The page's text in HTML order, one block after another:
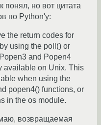
понял, но вот цитата
по Python'у:
the return codes for
using the poll() or
and Popen4
available on Unix. This
when using the
popen4() functions, or
in the os module.
возвращаемая